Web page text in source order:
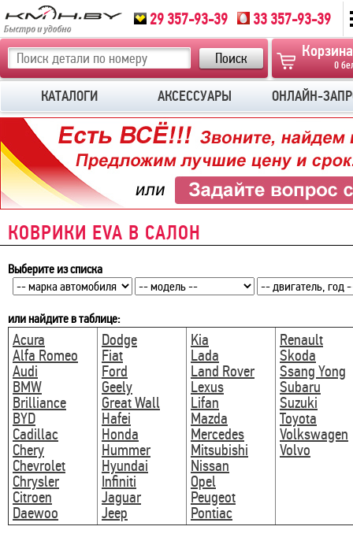
29 357-93-39 33 357-93-39
КАТАЛОГИ АКСЕССУАРЫ ОНЛАЙН-
КОВРИКИ EVA В САЛОН
Выберите из списка
или найдите в таблице:
Acura
Alfa Romeo
Audi
BMW
Brilliance
BYD
Cadillac
Chery
Chevrolet
Chrysler
Citroen
Daewoo
Dodge
Fiat
Ford
Geely
Great Wall
Hafei
Honda
Hummer
Hyundai
Infiniti
Jaguar
Jeep
Kia
Lada
Land Rover
Lexus
Lifan
Mazda
Mercedes
Mitsubishi
Nissan
Opel
Peugeot
Pontiac
Renault
Skoda
Ssang Yong
Subaru
Suzuki
Toyota
Volkswagen
Volvo
0